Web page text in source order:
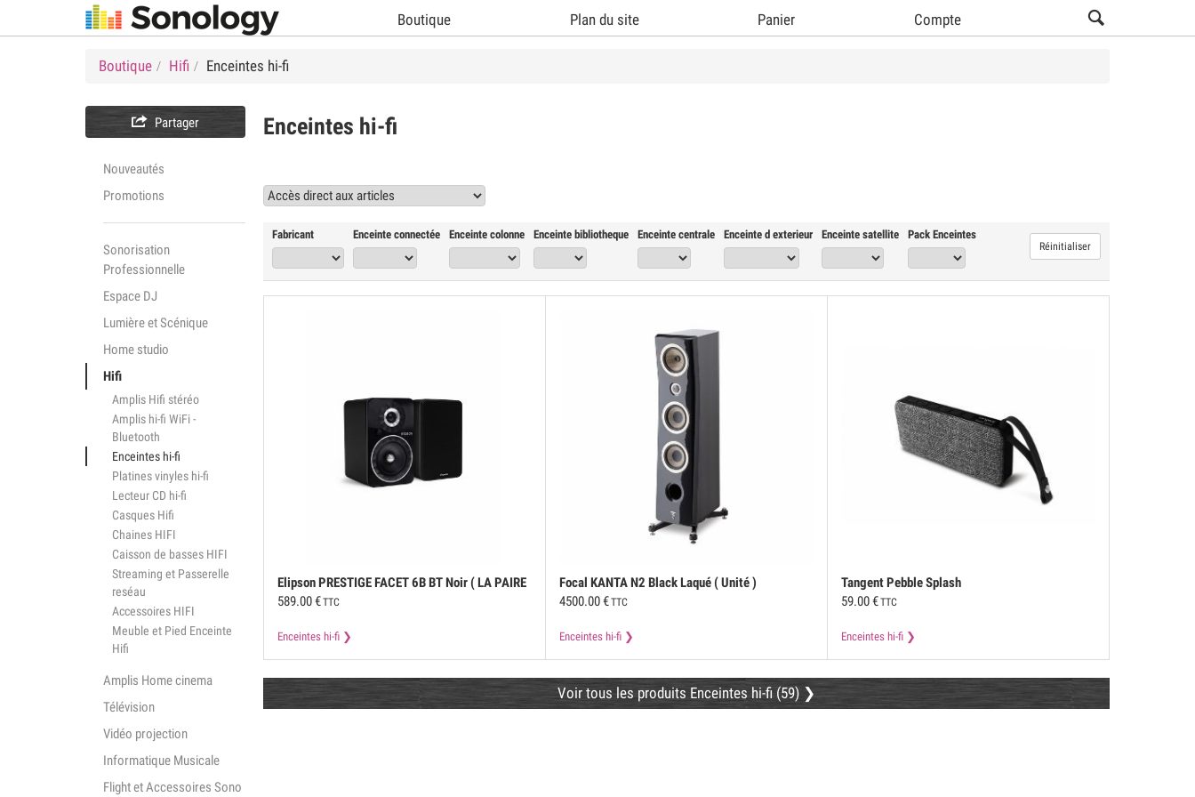
Boutique Plan du site Panier Compte
Boutique Hifi Enceintes hi-fi
 Partager
Nouveautés
Promotions
Sonorisation
Professionnelle
Espace DJ
Lumière et Scénique
Home studio
Hifi
Amplis Hifi stéréo
Amplis hi-fi WiFi -
Bluetooth
Enceintes hi-fi
Platines vinyles hi-fi
Lecteur CD hi-fi
Casques Hifi
Chaines HIFI
Caisson de basses HIFI
Streaming et Passerelle
reséau
Accessoires HIFI
Meuble et Pied Enceinte
Hifi
Amplis Home cinema
Télévision
Vidéo projection
Informatique Musicale
Flight et Accessoires Sono
Enceintes hi-fi
Fabricant Enceinte connectée Enceinte colonne Enceinte bibliotheque Enceinte centrale Enceinte d exterieur Enceinte satellite Pack Enceintes
Réinitialiser
ElipsonPRESTIGE FACET 6B BT Noir ( LA PAIRE
)589.00€TTC
Enceintes hi-fi
Focal KANTA N2 Black Laqué ( Unité )
4500.00€TTC
Enceintes hi-fi
TangentPebble Splash
59.00€TTC
Enceintes hi-fi
Voir tous les produits Enceintes hi-fi (59)